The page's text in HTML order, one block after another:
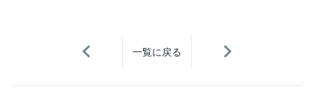
一覧に戻る